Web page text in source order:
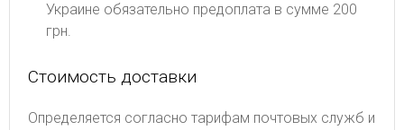
Украине обязательно предоплата в сумме 200
грн.
Стоимость доставки
Определяется согласно тарифам почтовых служб и